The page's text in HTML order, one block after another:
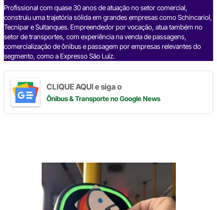
k
Profissional com quase 30 anos de atuação no setor comercial,
construiu uma trajetória sólida em grandes empresas como Schincariol,
Tecnipar e Sultanques. Empreendedor por vocação, atua também no
setor de transportes, com experiência na venda de passagens,
comercialização de ônibus e passagem por empresas relevantes do
segmento, como a Expresso São Luiz.
CLIQUE AQUI e siga o
Ônibus & Transporteno Google News